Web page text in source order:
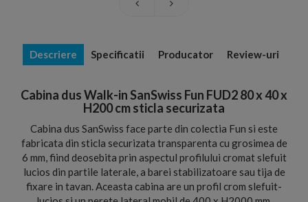
Descriere Specificatii Producator Review-uri
Cabina dus Walk-in SanSwiss Fun FUD2 80 x 40 x
H200 cm sticla securizata
Cabina dus SanSwiss face parte din colectia Fun si este
fabricata din sticla securizata transparenta cu grosimea de
6 mm, fiind deosebita prin aspectul profilului cromat slefuit
lucios din partile laterale, a barei stabilizatoare sau tija de
fixare in tavan. Aceasta cabina are un profil crom slefuit-